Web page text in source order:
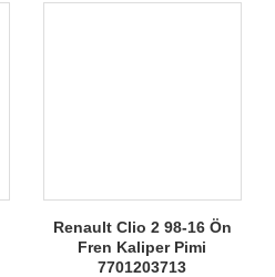
Renault Clio 2 98-16 Ön
Fren Kaliper Pimi
7701203713